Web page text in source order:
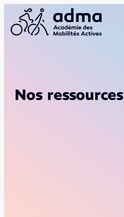
Nos ressources